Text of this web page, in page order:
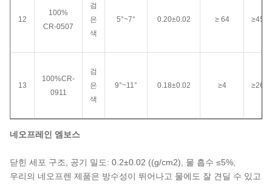
12
100%
CR-0507
검
은
색
5°~7° 0.20±0.02 ≥ 64 ≥450
13
100%CR-
0911
검
은
색
9°~11° 0.18±0.02 ≥4 ≥260
네오프레인 엠보스
닫힌 세포 구조, 공기 밀도: 0.2±0.02 ((g/cm2), 물 흡수 ≤5%,
우리의 네오프렌 제품은 방수성이 뛰어나고 물에도 잘 견딜 수 있고